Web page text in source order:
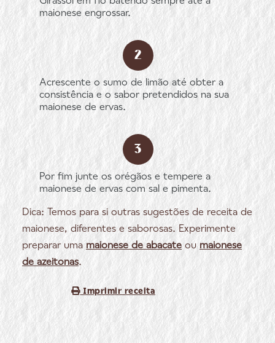
maionese engrossar.
Acrescente o sumo de limão até obter a
consistência e o sabor pretendidos na sua
maionese de ervas.
Por fim junte os orégãos e tempere a
maionese de ervas com sal e pimenta.
Dica: Temos para si outras sugestões de receita de
maionese, diferentes e saborosas. Experimente
preparar uma maionese de abacate ou maionese
de azeitonas.
Imprimir receita